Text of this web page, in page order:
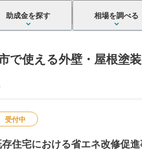
助成金を探す 相場を調べる
で使える外壁・屋根塗
受付中
住宅における省エネ改修促